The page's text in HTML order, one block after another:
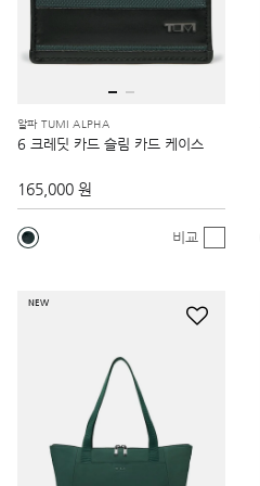
알파 TUMI ALPHA
6 크레딧 카드 슬림 카드 케이스
165,000 원
비교
NEW